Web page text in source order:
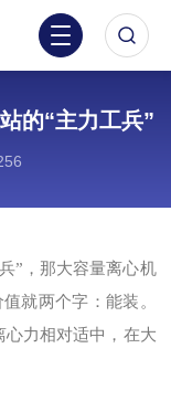
的“主力工兵”
”，那大容量离心机
就两个字：能装。
心力相对适中，在大